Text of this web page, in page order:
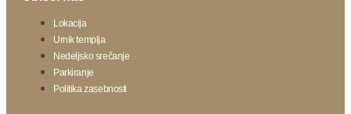
Lokacija
Urnik templja
Nedeljsko srečanje
Parkiranje
Politika zasebnosti